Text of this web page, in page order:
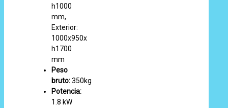
h1000
mm,
Exterior:
1000x950x
h1700
mm
Peso
bruto:350kg
Potencia:
1.8 kW